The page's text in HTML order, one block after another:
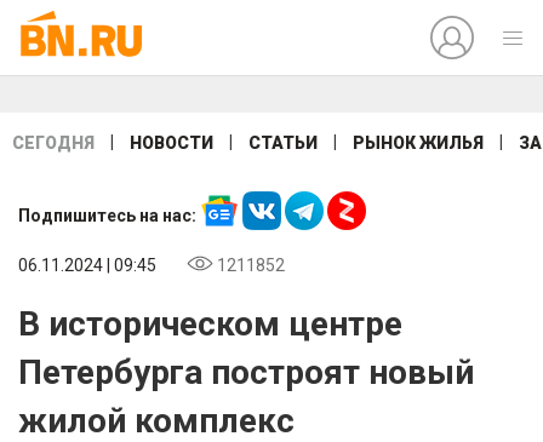
СЕГОДНЯ НОВОСТИ СТАТЬИ РЫНОК ЖИЛЬЯ
Подпишитесь на нас:
06.11.2024 | 09:45 1211852
В историческом центре
Петербурга построят новый
жилой комплекс